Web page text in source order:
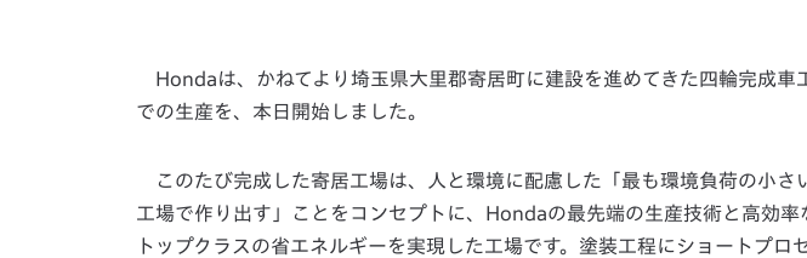
Hondaは、かねてより埼玉県大里郡寄居町に建設を進めてきた四輪完成車
での生産を、本日開始しました。
このたび完成した寄居工場は、人と環境に配慮した「最も環境負荷の小さ
工場で作り出す」ことをコンセプトに、Hondaの最先端の生産技術と高効率
トップクラスの省エネルギーを実現した工場です。塗装工程にショートプロ